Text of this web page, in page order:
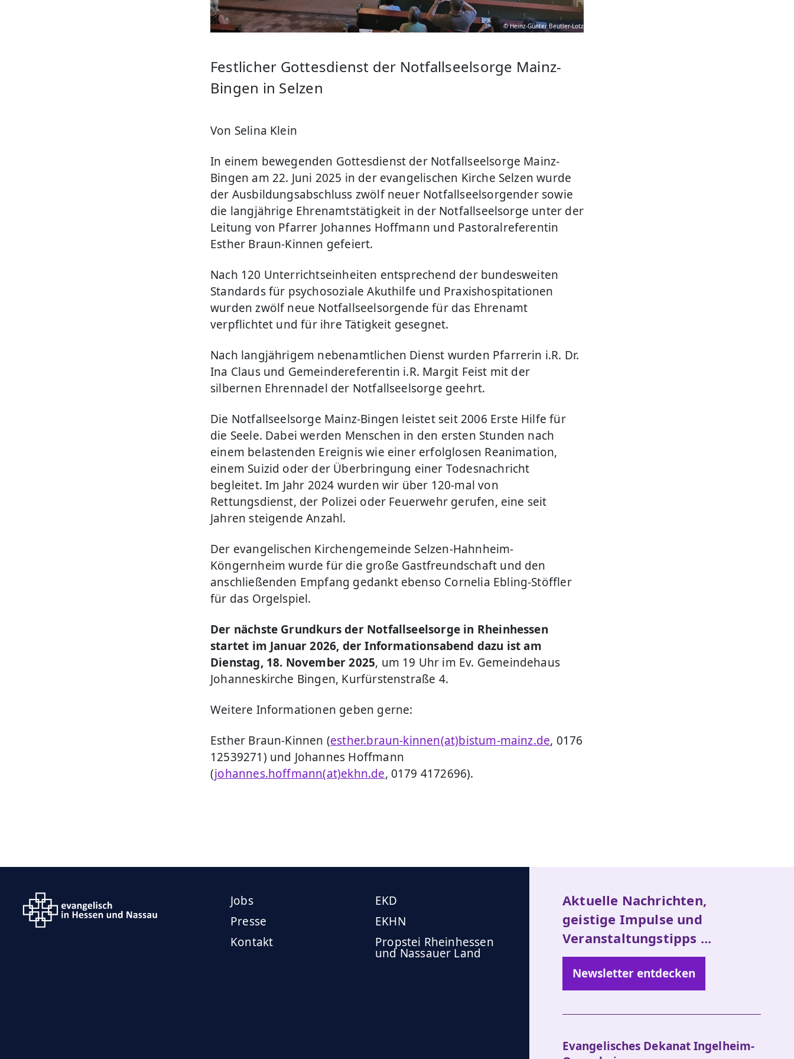
© Heinz-Günter Beutler-Lotz
Festlicher Gottesdienst der Notfallseelsorge Mainz-
Bingen in Selzen
Von Selina Klein
In einem bewegenden Gottesdienst der Notfallseelsorge Mainz-
Bingen am 22. Juni 2025 in der evangelischen Kirche Selzen wurde
der Ausbildungsabschluss zwölf neuer Notfallseelsorgender sowie
die langjährige Ehrenamtstätigkeit in der Notfallseelsorge unter der
Leitung von Pfarrer Johannes Hoffmann und Pastoralreferentin
Esther Braun-Kinnen gefeiert.
Nach 120 Unterrichtseinheiten entsprechend der bundesweiten
Standards für psychosoziale Akuthilfe und Praxishospitationen
wurden zwölf neue Notfallseelsorgende für das Ehrenamt
verpflichtet und für ihre Tätigkeit gesegnet.
Nach langjährigem nebenamtlichen Dienst wurden Pfarrerin i.R. Dr.
Ina Claus und Gemeindereferentin i.R. Margit Feist mit der
silbernen Ehrennadel der Notfallseelsorge geehrt.
Die Notfallseelsorge Mainz-Bingen leistet seit 2006 Erste Hilfe für
die Seele. Dabei werden Menschen in den ersten Stunden nach
einem belastenden Ereignis wie einer erfolglosen Reanimation,
einem Suizid oder der Überbringung einer Todesnachricht
begleitet. Im Jahr 2024 wurden wir über 120-mal von
Rettungsdienst, der Polizei oder Feuerwehr gerufen, eine seit
Jahren steigende Anzahl.
Der evangelischen Kirchengemeinde Selzen-Hahnheim-
Köngernheim wurde für die große Gastfreundschaft und den
anschließenden Empfang gedankt ebenso Cornelia Ebling-Stöffler
für das Orgelspiel.
Der nächste Grundkurs der Notfallseelsorge in Rheinhessen
startet im Januar 2026, der Informationsabend dazu ist am
Dienstag, 18. November 2025, um 19 Uhr im Ev. Gemeindehaus
Johanneskirche Bingen, Kurfürstenstraße 4.
Weitere Informationen geben gerne:
Esther Braun-Kinnen (esther.braun-kinnen(at)bistum-mainz.de, 0176
12539271) und Johannes Hoffmann
(johannes.hoffmann(at)ekhn.de, 0179 4172696).
Jobs
Presse
Kontakt
EKD
EKHN
Propstei Rheinhessen
und Nassauer Land
Aktuelle Nachrichten,
geistige Impulse und
Veranstaltungstipps ...
Newsletter entdecken
Evangelisches Dekanat Ingelheim-